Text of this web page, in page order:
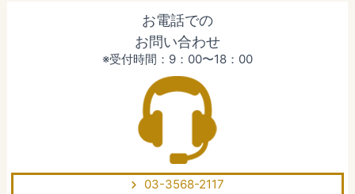
お電話での
お問い合わせ
※受付時間：9：00〜18：00
03-3568-2117